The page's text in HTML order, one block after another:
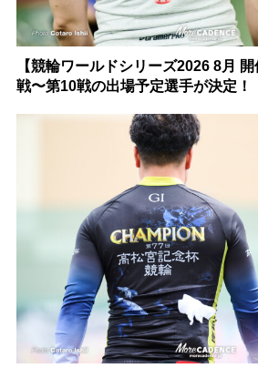
【競輪ワールドシリーズ2026 8月
戦〜第10戦の出場予定選手が決定！